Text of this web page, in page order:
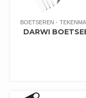
BOETSEREN
DARWI